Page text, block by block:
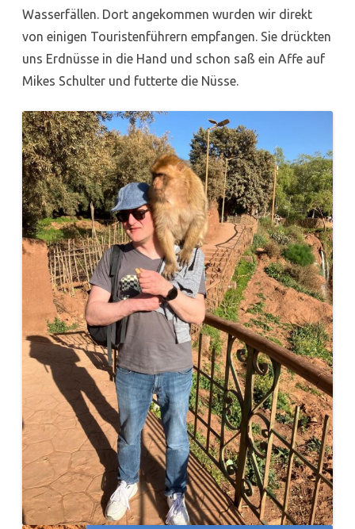
Wasserfällen. Dort angekommen wurden wir direkt
von einigen Touristenführern empfangen. Sie drückten
uns Erdnüsse in die Hand und schon saß ein Affe auf
Mikes Schulter und futterte die Nüsse.